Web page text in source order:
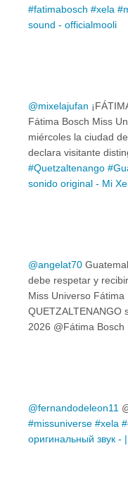
#fatimabosch #xela
sound - officialmooli
@mixelajufan
Fátima Bosch Miss
miércoles la ciudad
declara visitante
#Quetzaltenango
sonido original - Mi
@angelat70
debe respetar y
Miss Universo
QUETZALTENANGO
2026 @Fátima Bosch
@fernandodeleon11
#missuniverse #xela
оригинальный звук -